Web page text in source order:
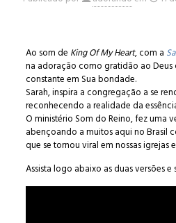
Ao som de King Of My Heart, com a
na adoração como gratidão ao
constante em Sua bondade.
Sarah, inspira a congregação a se
reconhecendo a realidade da
O ministério Som do Reino, fez uma
abençoando a muitos aqui no Brasil
que se tornou viral em nossas igrejas
Assista logo abaixo as duas versões